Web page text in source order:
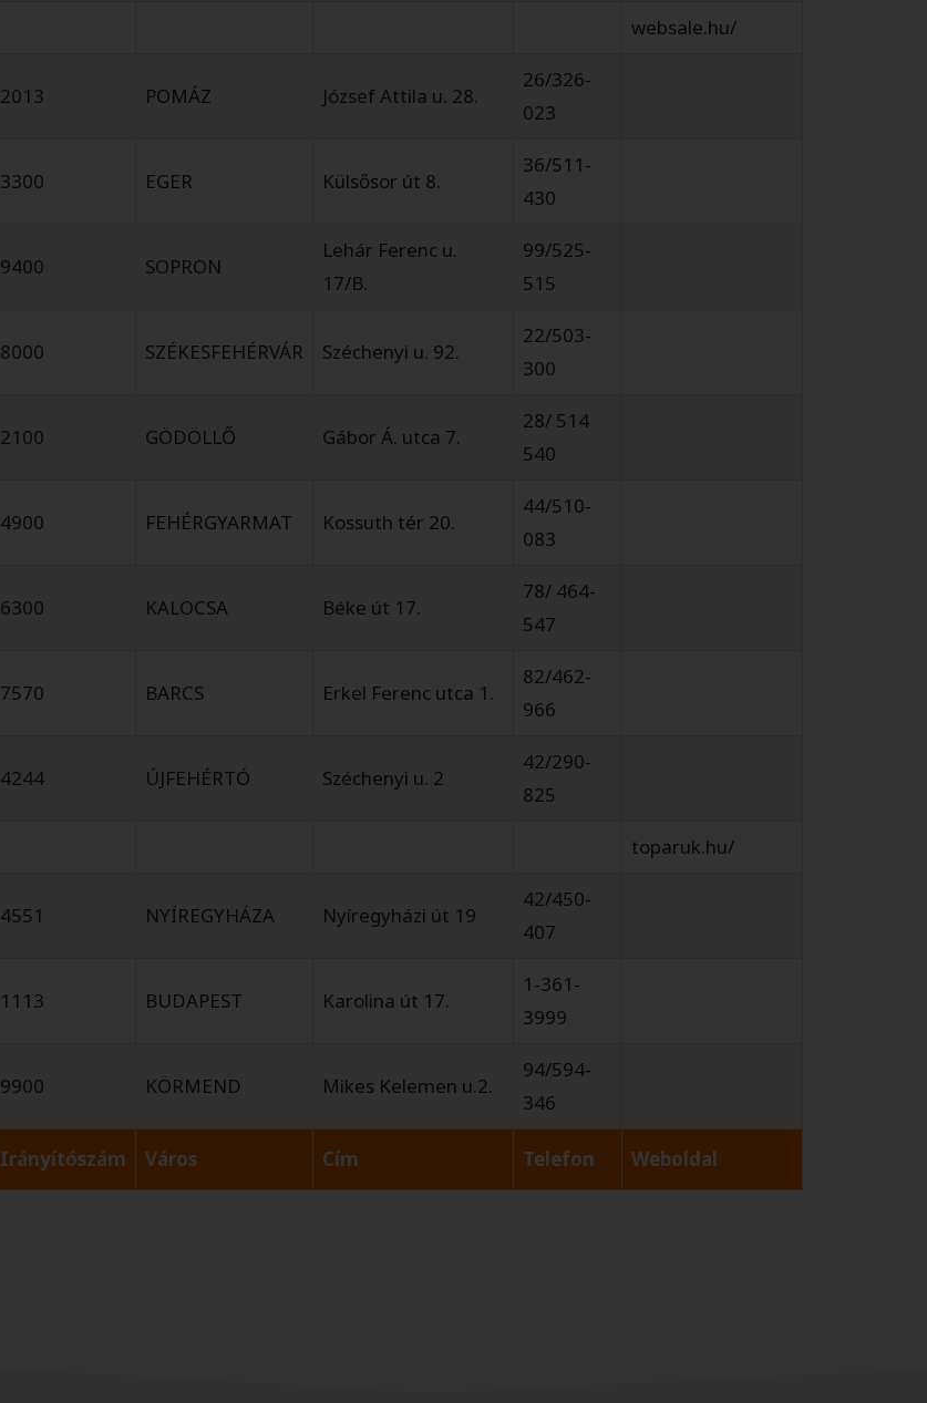
Irányítószám Város Cím Telefon Weboldal
websale.hu/
2013 POMÁZ József Attila u. 28.
26/326-
023
3300 EGER Külsősor út 8.
36/511-
430
9400 SOPRON
Lehár Ferenc u.
17/B.
99/525-
515
8000 SZÉKESFEHÉRVÁR Széchenyi u. 92.
22/503-
300
2100 GÖDÖLLŐ Gábor Á. utca 7.
28/ 514
540
4900 FEHÉRGYARMAT Kossuth tér 20.
44/510-
083
6300 KALOCSA Béke út 17.
78/ 464-
547
7570 BARCS Erkel Ferenc utca 1.
82/462-
966
4244 ÚJFEHÉRTÓ Széchenyi u. 2
42/290-
825
toparuk.hu/
4551 NYÍREGYHÁZA Nyíregyházi út 19
42/450-
407
1113 BUDAPEST Karolina út 17.
1-361-
3999
9900 KÖRMEND Mikes Kelemen u.2.
94/594-
346